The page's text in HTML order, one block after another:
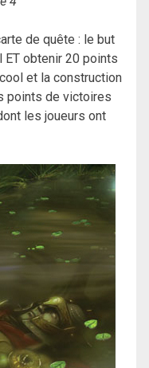
de quête : le but
obtenir 20 points
et la construction
points de victoires
les joueurs ont